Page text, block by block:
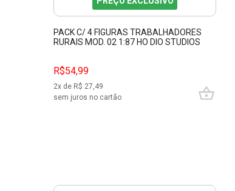
PACK C/ 4 FIGURAS TRABALHADORES
RURAIS MOD. 02 1:87 HO DIO STUDIOS
R$54,99
2x de R$ 27,49
sem juros no cartão